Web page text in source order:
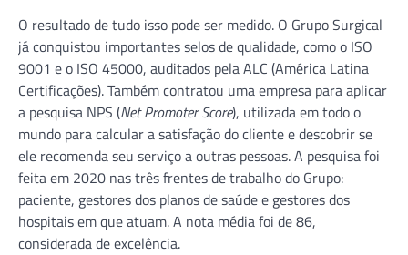
O resultado de tudo isso pode ser medido. O Grupo Surgical
já conquistou importantes selos de qualidade, como o ISO
9001 e o ISO 45000, auditados pela ALC (América Latina
Certificações). Também contratou uma empresa para aplicar
a pesquisa NPS (Net Promoter Score), utilizada em todo o
mundo para calcular a satisfação do cliente e descobrir se
ele recomenda seu serviço a outras pessoas. A pesquisa foi
feita em 2020 nas três frentes de trabalho do Grupo:
paciente, gestores dos planos de saúde e gestores dos
hospitais em que atuam. A nota média foi de 86,
considerada de excelência.